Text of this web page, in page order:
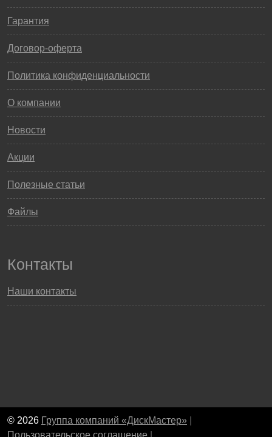
Гарантия
Договор-оферта
Политика конфиденциальности
О компании
Новости
Акции
Полезные статьи
Файлы
Контакты
Наши контакты
© 2026 Группа компаний «ДискМастер»